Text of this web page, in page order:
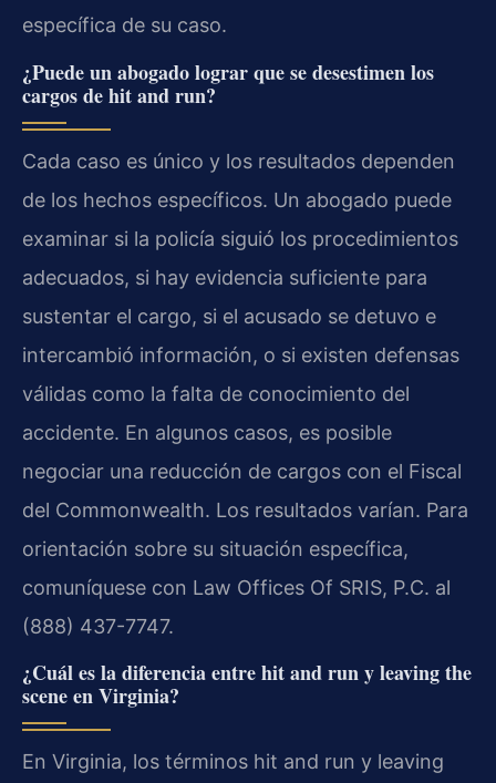
específica de su caso.
¿Puede un abogado lograr que se desestimen los
cargos de hit and run?
Cada caso es único y los resultados dependen
de los hechos específicos. Un abogado puede
examinar si la policía siguió los procedimientos
adecuados, si hay evidencia suficiente para
sustentar el cargo, si el acusado se detuvo e
intercambió información, o si existen defensas
válidas como la falta de conocimiento del
accidente. En algunos casos, es posible
negociar una reducción de cargos con el Fiscal
del Commonwealth. Los resultados varían. Para
orientación sobre su situación específica,
comuníquese con Law Offices Of SRIS, P.C. al
(888) 437-7747.
¿Cuál es la diferencia entre hit and run y leaving the
scene en Virginia?
En Virginia, los términos hit and run y leaving